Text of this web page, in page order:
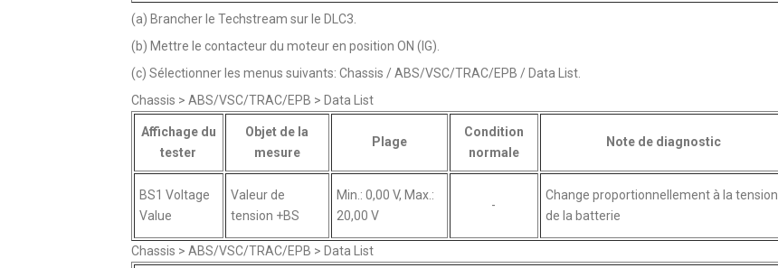
(a) Brancher le Techstream sur le DLC3.
(b) Mettre le contacteur du moteur en position ON (IG).
(c) Sélectionner les menus suivants: Chassis / ABS/VSC/TRAC/EPB / Data List.
Chassis > ABS/VSC/TRAC/EPB > Data List
Affichage du
tester
Objet de la
mesure
Plage
Condition
normale
Note de diagnostic
BS1 Voltage
Value
Valeur de
tension +BS
Min.: 0,00 V, Max.:
20,00 V
-
Change proportionnellement à la tension
de la batterie
Chassis > ABS/VSC/TRAC/EPB > Data List